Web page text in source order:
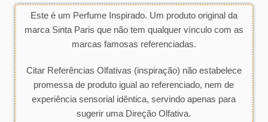
Este é um Perfume Inspirado. Um produto original da
marca Sinta Paris que não tem qualquer vínculo com as
marcas famosas referenciadas.
Citar Referências Olfativas (inspiração) não estabelece
promessa de produto igual ao referenciado, nem de
experiência sensorial idêntica, servindo apenas para
sugerir uma Direção Olfativa.